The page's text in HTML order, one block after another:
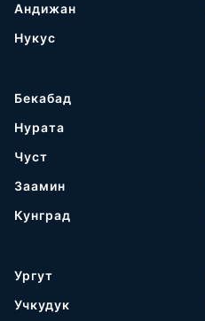
Андижан
Нукус
Бекабад
Нурата
Чуст
Заамин
Кунград
Ургут
Учкудук